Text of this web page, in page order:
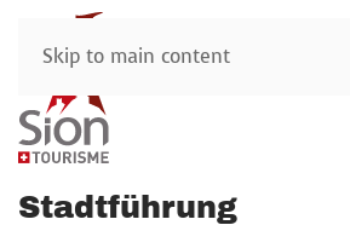
Skip to main content
Stadtführung